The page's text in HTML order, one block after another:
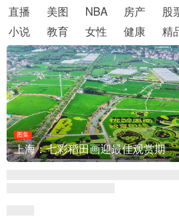
直播
美图 NBA 房产 股
小说
教育 女性 健康 精
图集
上海：七彩稻田画迎最佳观赏期